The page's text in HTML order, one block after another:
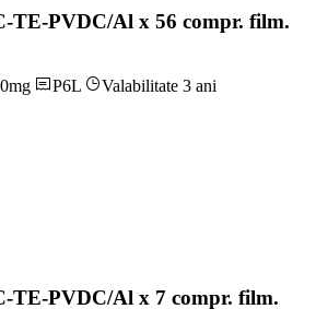
TE-PVDC/Al x 56 compr. film.
P6L
Valabilitate 3 ani
TE-PVDC/Al x 7 compr. film.